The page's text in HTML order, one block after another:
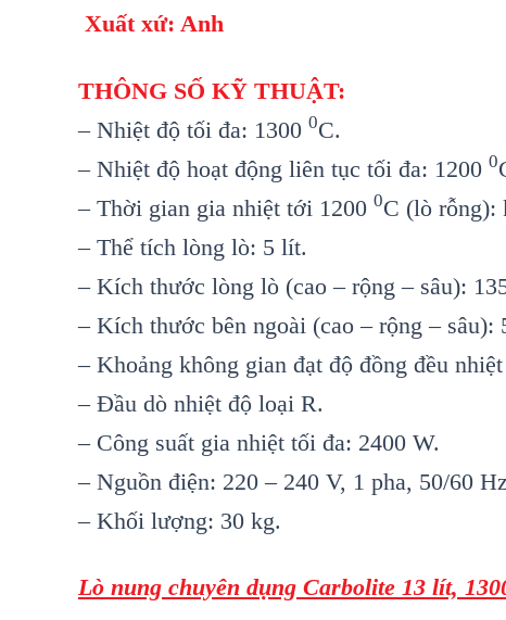
Xuất xứ: Anh
THÔNG SỐ KỸ THUẬT:
– Nhiệt độ tối đa: 1300 0C.
– Nhiệt độ hoạt động liên tục tối đa: 1200 0
– Thời gian gia nhiệt tới 1200 0C (lò rỗng):
– Thể tích lòng lò: 5 lít.
– Kích thước lòng lò (cao – rộng – sâu):
– Kích thước bên ngoài (cao – rộng – sâu):
– Khoảng không gian đạt độ đồng đều
– Đầu dò nhiệt độ loại R.
– Công suất gia nhiệt tối đa: 2400 W.
– Nguồn điện: 220 – 240 V, 1 pha, 50/60
– Khối lượng: 30 kg.
Lò nung chuyên dụng Carbolite 13 lít,